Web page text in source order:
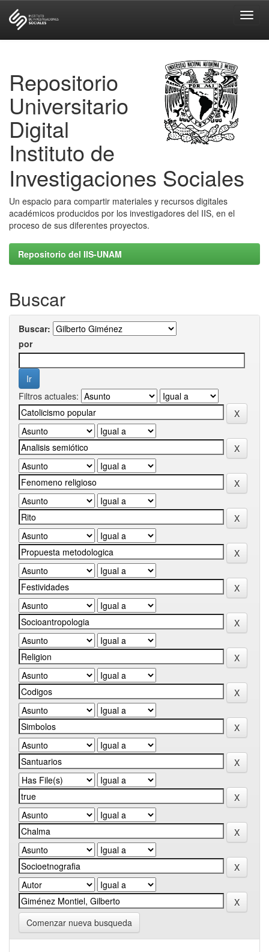
Repositorio
Universitario
Digital
Instituto de
Investigaciones Sociales
Un espacio para compartir materiales y recursos digitales
académicos producidos por los investigadores del IIS, en el
proceso de sus diferentes proyectos.
Repositorio del IIS-UNAM
Buscar
Buscar:
por
Filtros actuales:
Comenzar nueva busqueda